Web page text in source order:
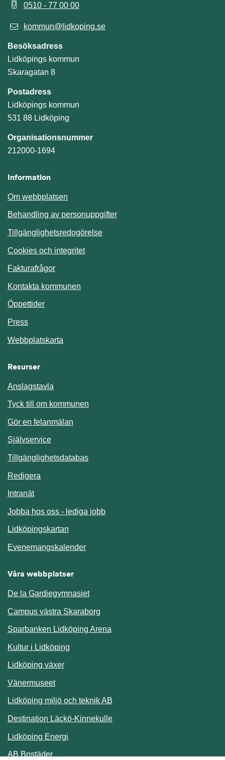
0510 - 77 00 00
kommun@lidkoping.se
Besöksadress
Lidköpings kommun
Skaragatan 8
Postadress
Lidköpings kommun
531 88 Lidköping
Organisationsnummer
212000-1694
Information
Om webbplatsen
Behandling av personuppgifter
Tillgänglighetsredogörelse
Cookies och integritet
Fakturafrågor
Kontakta kommunen
Öppettider
Press
Webbplatskarta
Resurser
Anslagstavla
Tyck till om kommunen
Gör en felanmälan
SjälvserviceLänk till annan webbplats.
TillgänglighetsdatabasLänk till annan webbplats.
Redigera
IntranätLänk till annan webbplats.
Jobba hos oss - lediga jobb
Lidköpingskartan
EvenemangskalenderLänk till annan webbplats.
Våra webbplatser
De la Gardiegymnasiet
Campus västra Skaraborg
Sparbanken Lidköping Arena
Kultur i Lidköping
Lidköping växer
Vänermuseet
Lidköping miljö och teknik AB
Destination Läckö-KinnekulleLänk till annan webbplats.
Lidköping Energi
AB BostäderLänk till annan webbplats.